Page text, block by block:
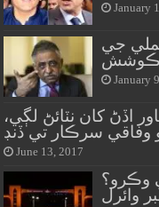
January
جي
ڪوشش
January
اڏڻ کان نٽائڻ لڳي،
وفاقي سرڪار تي ڏنڊ
June 13, 2017
وڪرو؟
وائرل